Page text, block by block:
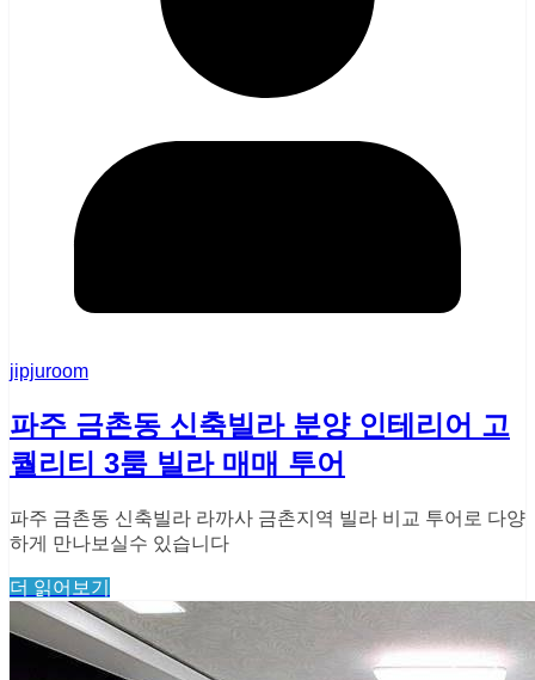
jipjuroom
파주 금촌동 신축빌라 분양 인테리어 고
퀄리티 3룸 빌라 매매 투어
파주 금촌동 신축빌라 라까사 금촌지역 빌라 비교 투어로 다양
하게 만나보실수 있습니다
더 읽어보기